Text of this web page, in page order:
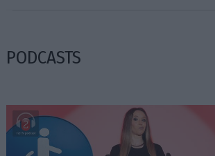
PODCASTS